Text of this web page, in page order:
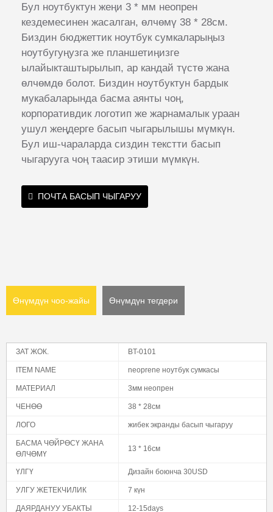
Бул ноутбуктун жеңи 3 * мм неопрен
кездемесинен жасалган, өлчөмү 38 * 28см.
Биздин бюджеттик ноутбук сумкаларыңыз
ноутбугуңузга же планшетиңизге
ылайыкташтырылып, ар кандай түстө жана
өлчөмдө болот. Биздин ноутбуктун бардык
мукабаларында басма аянты чоң,
корпоративдик логотип же жарнамалык ураан
ушул жеңдерге басып чыгарылышы мүмкүн.
Бул иш-чараларда сиздин текстти басып
чыгарууга чоң таасир этиши мүмкүн.
ПОЧТА БАСЫП ЧЫГАРУУ
Өнүмдүн чоо-жайы Өнүмдүн тегдери
ЗАТ ЖОК. BT-0101
ITEM NAME neoprene ноутбук сумкасы
МАТЕРИАЛ 3мм неопрен
ЧЕНӨӨ 38 * 28см
ЛОГО жибек экранды басып чыгаруу
БАСМА ЧӨЙРӨСҮ ЖАНА
ӨЛЧӨМҮ
13 * 16см
ҮЛГҮ Дизайн боюнча 30USD
УЛГУ ЖЕТЕКЧИЛИК 7 күн
ДАЯРДАНУУ УБАКТЫ 12-15days